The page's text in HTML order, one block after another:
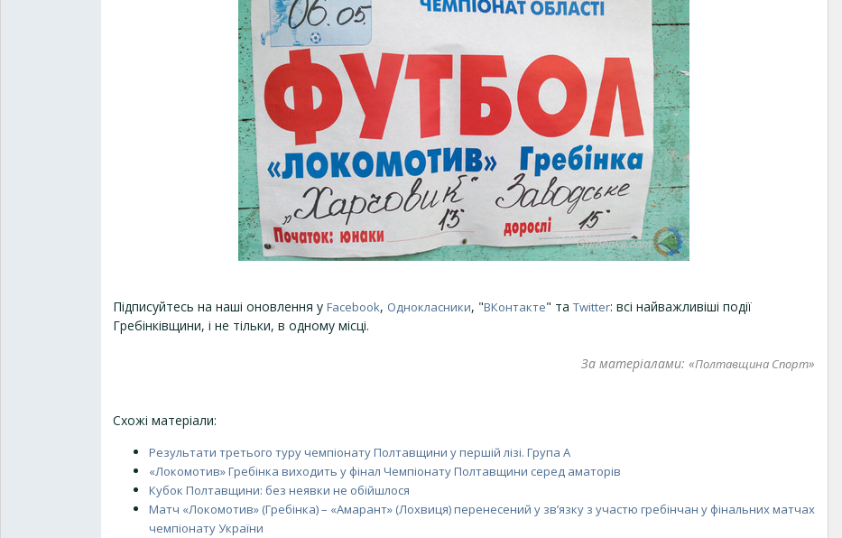
Підписуйтесь на наші оновлення у Facebook, Однокласники, "ВКонтакте" та Twitter: всі найважливіші події
Гребінківщини, і не тільки, в одному місці.
За матеріалами: «Полтавщина Спорт»
Схожі матеріали:
Результати третього туру чемпіонату Полтавщини у першій лізі. Група A
«Локомотив» Гребінка виходить у фінал Чемпіонату Полтавщини серед аматорів
Кубок Полтавщини: без неявки не обійшлося
Матч «Локомотив» (Гребінка) – «Амарант» (Лохвиця) перенесений у зв’язку з участю гребінчан у фінальних матчах
чемпіонату України